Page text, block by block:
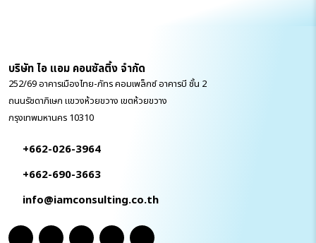
บริษัท ไอ แอม คอนซัลติ้ง จำกัด
252/69 อาคารเมืองไทย-ภัทร คอมเพล็กซ์ อาคารบี ชั้น 2
ถนนรัชดาภิเษก แขวงห้วยขวาง เขตห้วยขวาง
กรุงเทพมหานคร 10310
+662-026-3964
+662-690-3663
info@iamconsulting.co.th